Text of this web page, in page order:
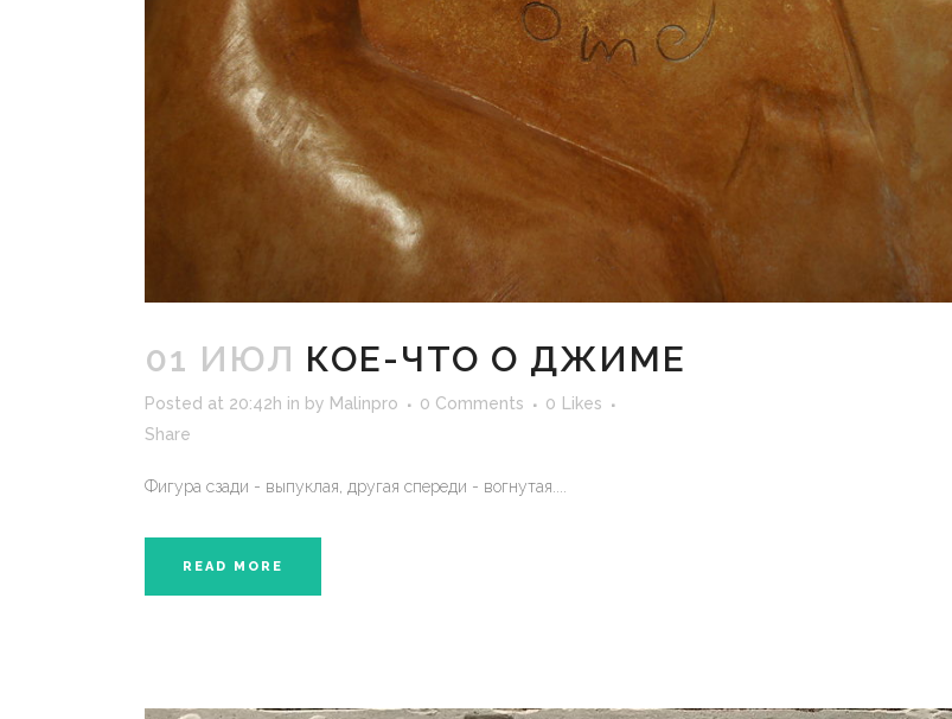
01 ИЮЛ КОЕ-ЧТО О ДЖИМЕ
Posted at 20:42h in by Malinpro 0 Comments 0
Likes
Share
Фигура сзади - выпуклая, другая спереди - вогнутая....
READ MORE